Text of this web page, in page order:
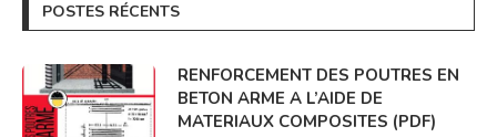
POSTES RÉCENTS
RENFORCEMENT DES POUTRES EN
BETON ARME A L’AIDE DE
MATERIAUX COMPOSITES (PDF)